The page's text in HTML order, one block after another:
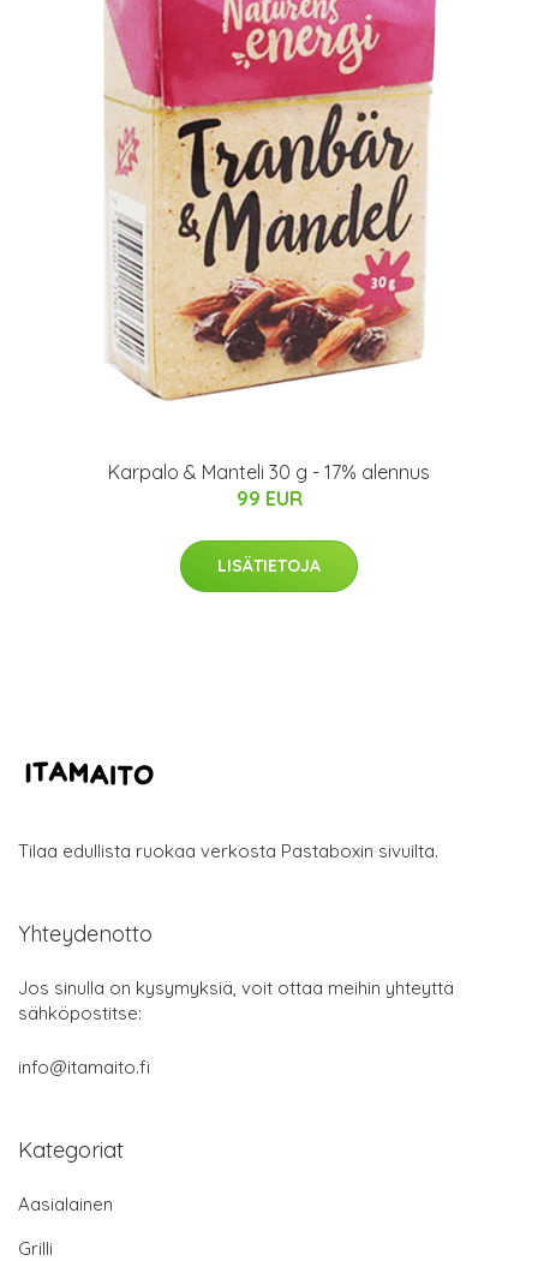
Karpalo & Manteli 30 g - 17% alennus
99 EUR
LISÄTIETOJA
Tilaa edullista ruokaa verkosta Pastaboxin sivuilta.
Yhteydenotto
Jos sinulla on kysymyksiä, voit ottaa meihin yhteyttä
sähköpostitse:
info@itamaito.fi
Kategoriat
Aasialainen
Grilli